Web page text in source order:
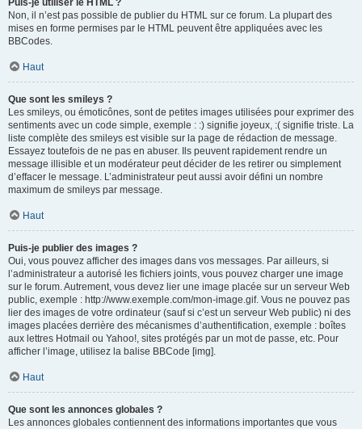
Puis-je utiliser le HTML ?
Non, il n’est pas possible de publier du HTML sur ce forum. La plupart des
mises en forme permises par le HTML peuvent être appliquées avec les
BBCodes.
Haut
Que sont les smileys ?
Les smileys, ou émoticônes, sont de petites images utilisées pour exprimer des
sentiments avec un code simple, exemple : :) signifie joyeux, :( signifie triste. La
liste complète des smileys est visible sur la page de rédaction de message.
Essayez toutefois de ne pas en abuser. Ils peuvent rapidement rendre un
message illisible et un modérateur peut décider de les retirer ou simplement
d’effacer le message. L’administrateur peut aussi avoir défini un nombre
maximum de smileys par message.
Haut
Puis-je publier des images ?
Oui, vous pouvez afficher des images dans vos messages. Par ailleurs, si
l’administrateur a autorisé les fichiers joints, vous pouvez charger une image
sur le forum. Autrement, vous devez lier une image placée sur un serveur Web
public, exemple : http://www.exemple.com/mon-image.gif. Vous ne pouvez pas
lier des images de votre ordinateur (sauf si c’est un serveur Web public) ni des
images placées derrière des mécanismes d’authentification, exemple : boîtes
aux lettres Hotmail ou Yahoo!, sites protégés par un mot de passe, etc. Pour
afficher l’image, utilisez la balise BBCode [img].
Haut
Que sont les annonces globales ?
Les annonces globales contiennent des informations importantes que vous